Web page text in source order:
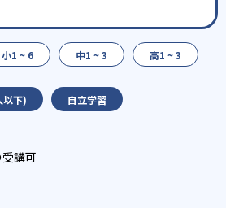
小1 ~ 6 中1 ~ 3 高1 ~ 3
以下) 自立学習
講可